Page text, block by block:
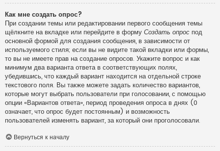
Как мне создать опрос?
При создании темы или редактировании первого сообщения темы
щёлкните на вкладке или перейдите в форму Создать опрос под
основной формой для создания сообщения, в зависимости от
используемого стиля; если вы не видите такой вкладки или формы,
то вы не имеете прав на создание опросов. Укажите вопрос и как
минимум два варианта ответа в соответствующих полях,
убедившись, что каждый вариант находится на отдельной строке
текстового поля. Вы также можете задать количество вариантов,
которые могут выбрать пользователи при голосовании, с помощью
опции «Вариантов ответа», период проведения опроса в днях (0
означает, что опрос будет постоянным) и возможность
пользователей изменять вариант, за который они проголосовали.
Вернуться к началу